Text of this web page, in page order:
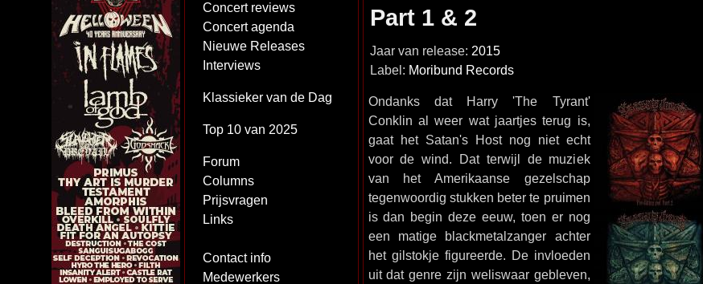
Concert reviews
Concert agenda
Nieuwe Releases
Interviews
Klassieker van de Dag
Top 10 van 2025
Forum
Columns
Prijsvragen
Links
Contact info
Medewerkers
Part 1 & 2
Jaar van release: 2015
Label: Moribund Records
Ondanks dat Harry 'The Tyrant'
Conklin al weer wat jaartjes terug is,
gaat het Satan's Host nog niet echt
voor de wind. Dat terwijl de muziek
van het Amerikaanse gezelschap
tegenwoordig stukken beter te pruimen
is dan begin deze eeuw, toen er nog
een matige blackmetalzanger achter
het gilstokje figureerde. De invloeden
uit dat genre zijn weliswaar gebleven,